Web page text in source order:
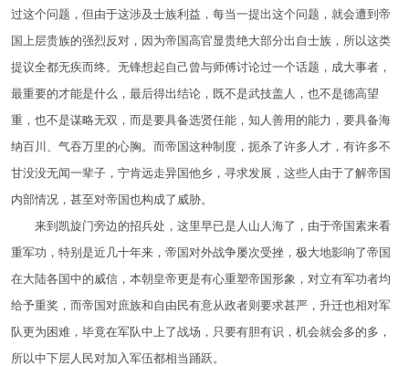
过这个问题，但由于这涉及士族利益，每当一提出这个问题，就会遭到帝
国上层贵族的强烈反对，因为帝国高官显贵绝大部分出自士族，所以这类
提议全都无疾而终。无锋想起自己曾与师傅讨论过一个话题，成大事者，
最重要的才能是什么，最后得出结论，既不是武技盖人，也不是德高望
重，也不是谋略无双，而是要具备选贤任能，知人善用的能力，要具备海
纳百川、气吞万里的心胸。而帝国这种制度，扼杀了许多人才，有许多不
甘没没无闻一辈子，宁肯远走异国他乡，寻求发展，这些人由于了解帝国
内部情况，甚至对帝国也构成了威胁。
来到凯旋门旁边的招兵处，这里早已是人山人海了，由于帝国素来看
重军功，特别是近几十年来，帝国对外战争屡次受挫，极大地影响了帝国
在大陆各国中的威信，本朝皇帝更是有心重塑帝国形象，对立有军功者均
给予重奖，而帝国对庶族和自由民有意从政者则要求甚严，升迁也相对军
队更为困难，毕竟在军队中上了战场，只要有胆有识，机会就会多的多，
所以中下层人民对加入军伍都相当踊跃。